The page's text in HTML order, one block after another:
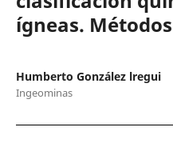
ígneas.
Humberto González lregui
Ingeominas